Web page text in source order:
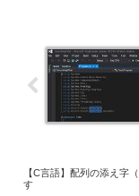
【C言語】配列の添え字
す